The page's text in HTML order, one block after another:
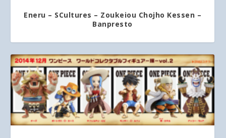
Eneru – SCultures – Zoukeiou Chojho Kessen –
Banpresto